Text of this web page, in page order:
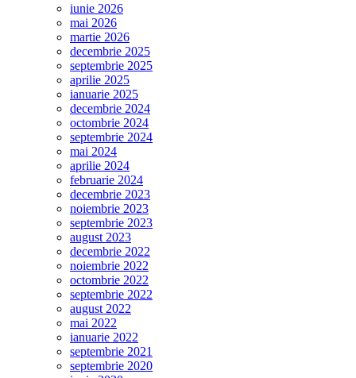
CĂRTURĂREASCĂ
SF.
IERARH
GRIGORIE
DASCĂLUL,
MITROPOLITUL
ŢĂRII
ROMÂNEŞTI”,
vernisată
luni,
21.IX.2015,
Biblioteca
Centrală
Universitară
București
iunie 2026
mai 2026
martie 2026
decembrie 2025
septembrie 2025
aprilie 2025
ianuarie 2025
decembrie 2024
octombrie 2024
septembrie 2024
mai 2024
aprilie 2024
februarie 2024
decembrie 2023
noiembrie 2023
septembrie 2023
august 2023
decembrie 2022
noiembrie 2022
octombrie 2022
septembrie 2022
august 2022
mai 2022
ianuarie 2022
septembrie 2021
septembrie 2020